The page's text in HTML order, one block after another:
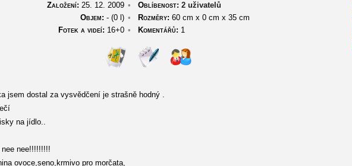
Založení: 25. 12. 2009 • Oblíbenost: 2 uživatelů
Objem: - (0 l) • Rozměry: 60 cm x 0 cm x 35 cm
Fotek a videí: 16+0 • Komentářů: 1
jsem dostal za vysvědčení je strašně hodný .
na jídlo..
nee nee!!!!!!!!!
ovoce,seno,krmivo pro morčata,